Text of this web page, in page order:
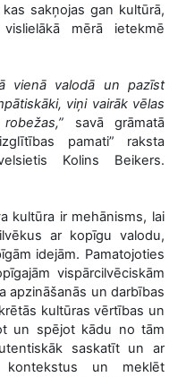
sakņojas gan kultūrā,
mērā ietekmē
vienā valodā un pazīst
viņi vairāk vēlas
savā grāmatā
pamati” raksta
Kolins Beikers.
kultūra ir mehānisms, lai
ar kopīgu valodu,
idejām. Pamatojoties
vispārcilvēciskām
apzināšanās un darbības
kultūras vērtības un
un spējot kādu no tām
saskatīt un ar
un meklēt